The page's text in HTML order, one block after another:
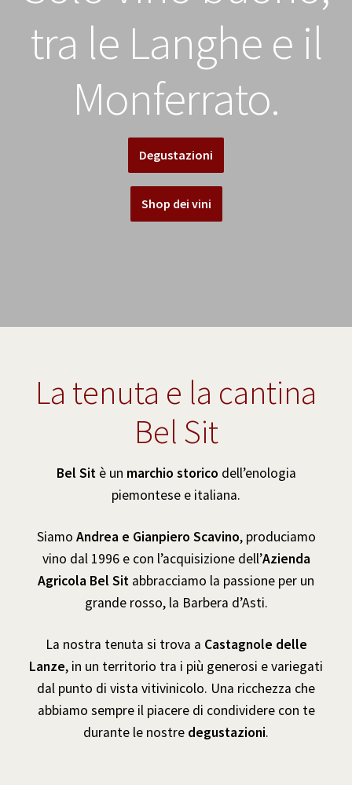
tra le Langhe e il
Monferrato.
Degustazioni
Shop dei vini
La tenuta e la cantina
Bel Sit
Bel Sitè un marchio storico dell’enologia
piemontese e italiana.
Siamo Andrea e Gianpiero Scavino, produciamo
vino dal 1996 e con l’acquisizione dell’Azienda
Agricola Bel Sit abbracciamo la passione per un
grande rosso, la Barbera d’Asti.
La nostra tenuta si trova a Castagnole delle
Lanze, in un territorio tra i più generosi e variegati
dal punto di vista vitivinicolo. Una ricchezza che
abbiamo sempre il piacere di condividere con te
durante le nostre degustazioni.